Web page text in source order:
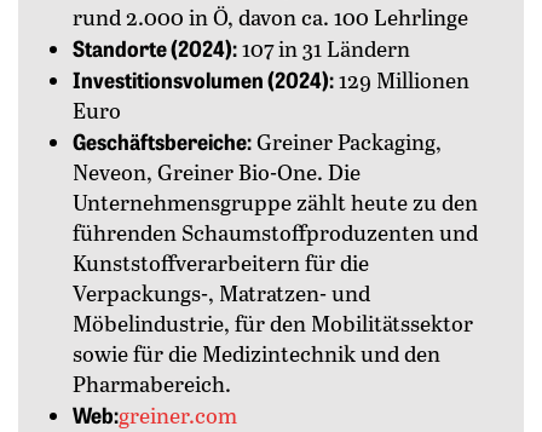
rund 2.000 in Ö, davon ca. 100 Lehrlinge
Standorte (2024):107 in 31 Ländern
Investitionsvolumen (2024):129 Millionen
Euro
Geschäftsbereiche:Greiner Packaging,
Neveon, Greiner Bio-One. Die
Unternehmensgruppe zählt heute zu den
führenden Schaumstoffproduzenten und
Kunststoffverarbeitern für die
Verpackungs-, Matratzen- und
Möbelindustrie, für den Mobilitätssektor
sowie für die Medizintechnik und den
Pharmabereich.
Web:greiner.com